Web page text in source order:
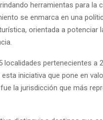
herramientas para la
se enmarca en una
orientada a potenciar
pertenecientes a
iniciativa que pone en
la jurisdicción que más